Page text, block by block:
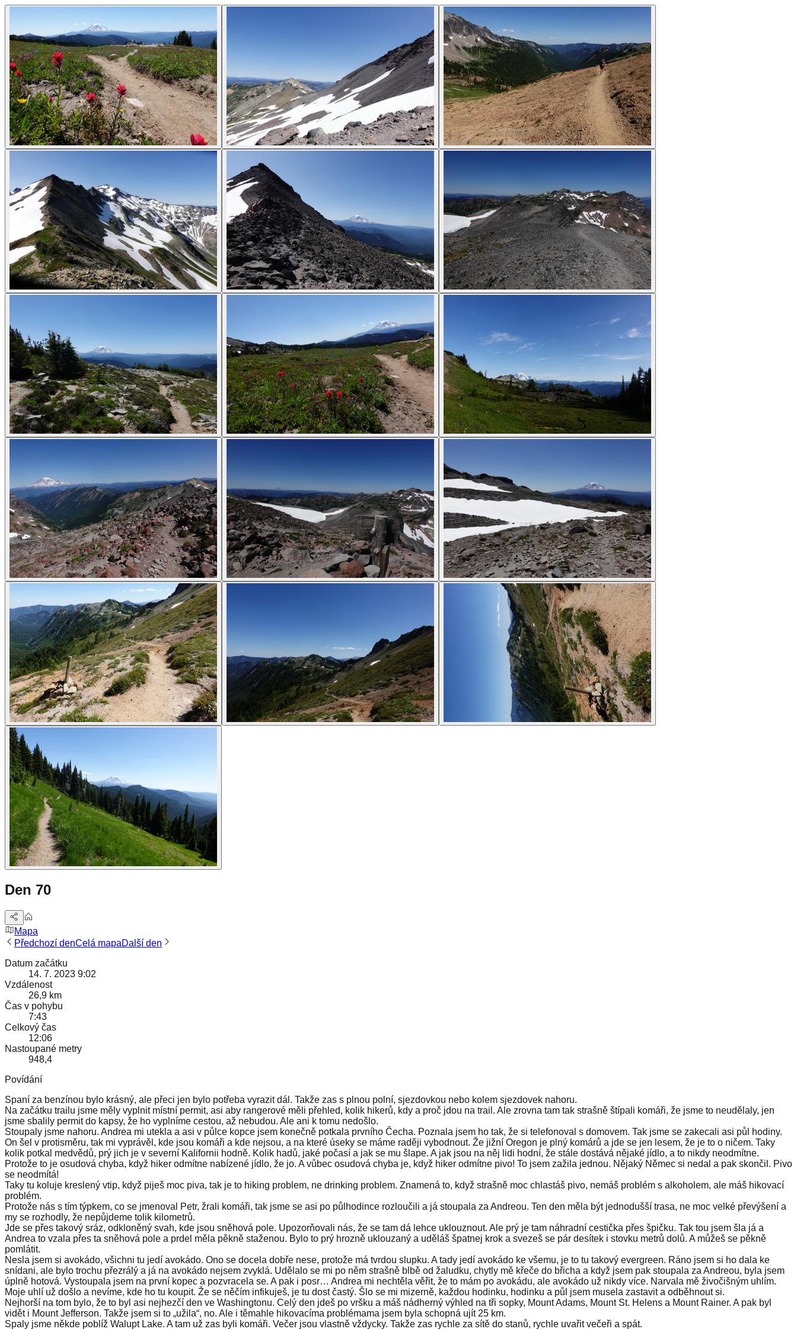
Den 70
Mapa
Předchozí denCelá mapaDalší den
Datum začátku
14. 7. 2023 9:02
Vzdálenost
26,9 km
Čas v pohybu
7:43
Celkový čas
12:06
Nastoupané metry
948,4
Povídání
Spaní za benzínou bylo krásný, ale přeci jen bylo potřeba vyrazit dál. Takže zas s plnou polní, sjezdovkou nebo kolem sjezdovek nahoru.
Na začátku trailu jsme měly vyplnit místní permit, asi aby rangerové měli přehled, kolik hikerů, kdy a proč jdou na trail. Ale zrovna tam tak strašně štípali komáři, že jsme to neudělaly, jen
jsme sbalily permit do kapsy, že ho vyplníme cestou, až nebudou. Ale ani k tomu nedošlo.
Stoupaly jsme nahoru. Andrea mi utekla a asi v půlce kopce jsem konečně potkala prvního Čecha. Poznala jsem ho tak, že si telefonoval s domovem. Tak jsme se zakecali asi půl hodiny.
On šel v protisměru, tak mi vyprávěl, kde jsou komáři a kde nejsou, a na které úseky se máme raději vybodnout. Že jižní Oregon je plný komárů a jde se jen lesem, že je to o ničem. Taky
kolik potkal medvědů, prý jich je v severní Kalifornii hodně. Kolik hadů, jaké počasí a jak se mu šlape. A jak jsou na něj lidi hodní, že stále dostává nějaké jídlo, a to nikdy neodmítne.
Protože to je osudová chyba, když hiker odmítne nabízené jídlo, že jo. A vůbec osudová chyba je, když hiker odmítne pivo! To jsem zažila jednou. Nějaký Němec si nedal a pak skončil. Pivo
se neodmítá!
Taky tu koluje kreslený vtip, když piješ moc piva, tak je to hiking problem, ne drinking problem. Znamená to, když strašně moc chlastáš pivo, nemáš problém s alkoholem, ale máš hikovací
problém.
Protože nás s tím týpkem, co se jmenoval Petr, žrali komáři, tak jsme se asi po půlhodince rozloučili a já stoupala za Andreou. Ten den měla být jednodušší trasa, ne moc velké převýšení a
my se rozhodly, že nepůjdeme tolik kilometrů.
Jde se přes takový sráz, odkloněný svah, kde jsou sněhová pole. Upozorňovali nás, že se tam dá lehce uklouznout. Ale prý je tam náhradní cestička přes špičku. Tak tou jsem šla já a
Andrea to vzala přes ta sněhová pole a prdel měla pěkně staženou. Bylo to prý hrozně uklouzaný a uděláš špatnej krok a svezeš se pár desítek i stovku metrů dolů. A můžeš se pěkně
pomlátit.
Nesla jsem si avokádo, všichni tu jedí avokádo. Ono se docela dobře nese, protože má tvrdou slupku. A tady jedí avokádo ke všemu, je to tu takový evergreen. Ráno jsem si ho dala ke
snídani, ale bylo trochu přezrálý a já na avokádo nejsem zvyklá. Udělalo se mi po něm strašně blbě od žaludku, chytly mě křeče do břicha a když jsem pak stoupala za Andreou, byla jsem
úplně hotová. Vystoupala jsem na první kopec a pozvracela se. A pak i posr… Andrea mi nechtěla věřit, že to mám po avokádu, ale avokádo už nikdy více. Narvala mě živočišným uhlím.
Moje uhlí už došlo a nevíme, kde ho tu koupit. Že se něčím infikuješ, je tu dost častý. Šlo se mi mizerně, každou hodinku, hodinku a půl jsem musela zastavit a odběhnout si.
Nejhorší na tom bylo, že to byl asi nejhezčí den ve Washingtonu. Celý den jdeš po vršku a máš nádherný výhled na tři sopky, Mount Adams, Mount St. Helens a Mount Rainer. A pak byl
vidět i Mount Jefferson. Takže jsem si to „užila“, no. Ale i těmahle hikovacíma problémama jsem byla schopná ujít 25 km.
Spaly jsme někde poblíž Walupt Lake. A tam už zas byli komáři. Večer jsou vlastně vždycky. Takže zas rychle za sítě do stanů, rychle uvařit večeři a spát.